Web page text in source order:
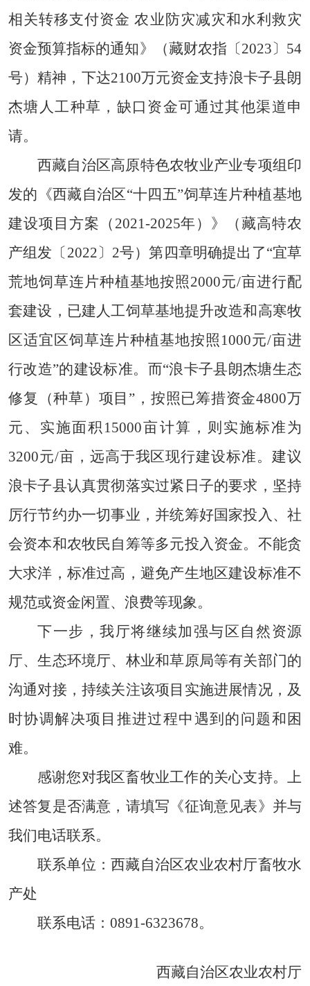
相关转移支付资金 农业防灾减灾和水利救灾
资金预算指标的通知》
（藏财农指〔2023〕54
号）精神，下达2100万元资金支持浪卡子县朗
杰塘人工种草，缺口资金可通过其他渠道申
请。
西藏自治区高原特色农牧业产业专项组印
发的《西藏自治区“十四五”饲草连片种植基地
建设项目方案（2021-2025年）》（藏高特农
产组发〔2022〕2号）第四章明确提出了“宜草
荒地饲草连片种植基地按照2000元/亩进行配
套建设，已建人工饲草基地提升改造和高寒牧
区适宜区饲草连片种植基地按照1000元/亩进
行改造”的建设标准。而“浪卡子县朗杰塘生态
修复（种草）项目”，按照已筹措资金4800万
元、实施面积15000亩计算，则实施标准为
3200元/亩，远高于我区现行建设标准。建议
浪卡子县认真贯彻落实过紧日子的要求，坚持
厉行节约办一切事业，并统筹好国家投入、社
会资本和农牧民自筹等多元投入资金。不能贪
大求洋，标准过高，避免产生地区建设标准不
规范或资金闲置、浪费等现象。
下一步，我厅将继续加强与区自然资源
厅、生态环境厅、林业和草原局等有关部门的
沟通对接，持续关注该项目实施进展情况，及
时协调解决项目推进过程中遇到的问题和困
难。
感谢您对我区畜牧业工作的关心支持。上
述答复是否满意，请填写《征询意见表》并与
我们电话联系。
联系单位：西藏自治区农业农村厅畜牧水
产处
联系电话：0891-6323678。
西藏自治区农业农村厅